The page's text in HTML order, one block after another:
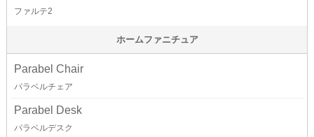
ファルテ2
ホームファニチュア
Parabel Chair
パラベルチェア
Parabel Desk
パラベルデスク